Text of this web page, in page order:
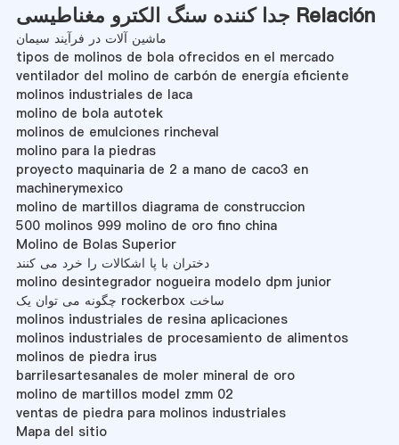
جدا کننده سنگ الکترو مغناطیسی Relación
ماشین آلات در فرآیند سیمان
tipos de molinos de bola ofrecidos en el mercado
ventilador del molino de carbón de energía eficiente
molinos industriales de laca
molino de bola autotek
molinos de emulciones rincheval
molino para la piedras
proyecto maquinaria de 2 a mano de caco3 en
machinerymexico
molino de martillos diagrama de construccion
500 molinos 999 molino de oro fino china
Molino de Bolas Superior
دختران با پا اشکالات را خرد می کنند
molino desintegrador nogueira modelo dpm junior
چگونه می توان یک rockerbox ساخت
molinos industriales de resina aplicaciones
molinos industriales de procesamiento de alimentos
molinos de piedra irus
barrilesartesanales de moler mineral de oro
molino de martillos model zmm 02
ventas de piedra para molinos industriales
Mapa del sitio